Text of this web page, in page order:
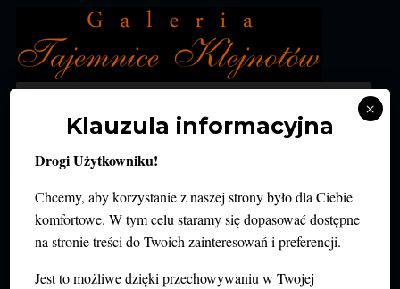
SKALA MOHSA
Klauzula informacyjna
Drogi Użytkowniku!
Chcemy, aby korzystanie z naszej strony było dla Ciebie
komfortowe. W tym celu staramy się dopasować dostępne
na stronie treści do Twoich zainteresowań i preferencji.
Jest to możliwe dzięki przechowywaniu w Twojej
×